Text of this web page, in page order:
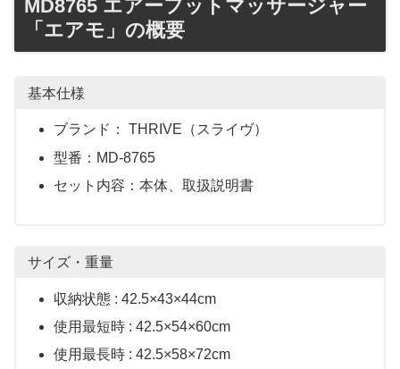
MD8765 エアーフットマッサージャー
「エアモ」の概要
基本仕様
ブランド： THRIVE（スライヴ）
型番：MD-8765
セット内容：本体、取扱説明書
サイズ・重量
収納状態 : 42.5×43×44cm
使用最短時 : 42.5×54×60cm
使用最長時 : 42.5×58×72cm